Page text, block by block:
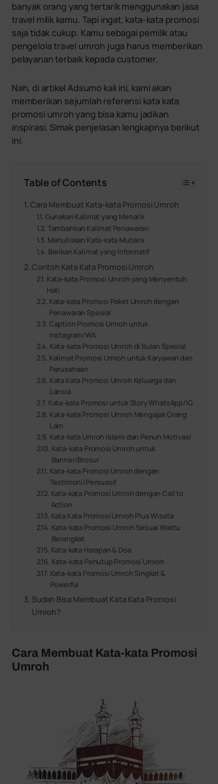
banyak orang yang tertarik menggunakan jasa
travel milik kamu. Tapi ingat, kata-kata promosi
saja tidak cukup. Kamu sebagai pemilik atau
pengelola travel umroh juga harus memberikan
pelayanan terbaik kepada customer.
Nah, di artikel Adsumo kali ini, kami akan
memberikan sejumlah referensi kata kata
promosi umroh yang bisa kamu jadikan
inspirasi. Simak penjelasan lengkapnya berikut
ini.
Table of Contents
Cara Membuat Kata-kata Promosi Umroh
Gunakan Kalimat yang Menarik
Tambahkan Kalimat Penawaran
Menuliskan Kata-kata Mutiara
Berikan Kalimat yang Informatif
Contoh Kata Kata Promosi Umroh
Kata-kata Promosi Umroh yang Menyentuh
Hati
Kata-kata Promosi Paket Umroh dengan
Penawaran Spesial
Caption Promosi Umroh untuk
Instagram/WA
Kata-kata Promosi Umroh di Bulan Spesial
Kalimat Promosi Umroh untuk Karyawan dan
Perusahaan
Kata Kata Promosi Umroh Keluarga dan
Lansia
Kata-kata Promosi untuk Story WhatsApp/IG
Kata-kata Promosi Umroh Mengajak Orang
Lain
Kata-kata Umroh Islami dan Penuh Motivasi
Kata-kata Promosi Umroh untuk
Banner/Brosur
Kata-kata Promosi Umroh dengan
Testimoni/Persuasif
Kata-kata Promosi Umroh dengan Call to
Action
Kata Kata Promosi Umroh Plus Wisata
Kata-kata Promosi Umroh Sesuai Waktu
Berangkat
Kata-kata Harapan & Doa
Kata-kata Penutup Promosi Umroh
Kata-kata Promosi Umroh Singkat &
Powerful
Sudah Bisa Membuat Kata Kata Promosi
Umroh?
Cara Membuat Kata-kata Promosi
Umroh